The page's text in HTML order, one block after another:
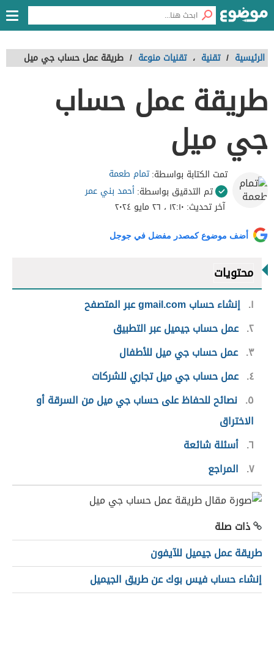
الرئيسية / تقنية ، تقنيات منوعة / طريقة عمل حساب جي ميل
طريقة عمل حساب
جي ميل
تمت الكتابة بواسطة:تمام طعمة
تم التدقيق بواسطة:أحمد بني عمر
آخر تحديث: ١٢:١٠ ، ٢٦ مايو ٢٠٢٤
أضف موضوع كمصدر مفضل في جوجل
محتويات
١ إنشاء حساب gmail.com عبر المتصفح
٢ عمل حساب جيميل عبر التطبيق
٣ عمل حساب جي ميل للأطفال
٤ عمل حساب جي ميل تجاري للشركات
٥ نصائح للحفاظ على حساب جي ميل من السرقة أو
الاختراق
٦ أسئلة شائعة
٧ المراجع
ذات صلة
طريقة عمل جيميل للآيفون
إنشاء حساب فيس بوك عن طريق الجيميل